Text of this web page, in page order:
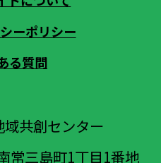
ーポリシー
る質問
共創センター
常三島町1丁目1番地